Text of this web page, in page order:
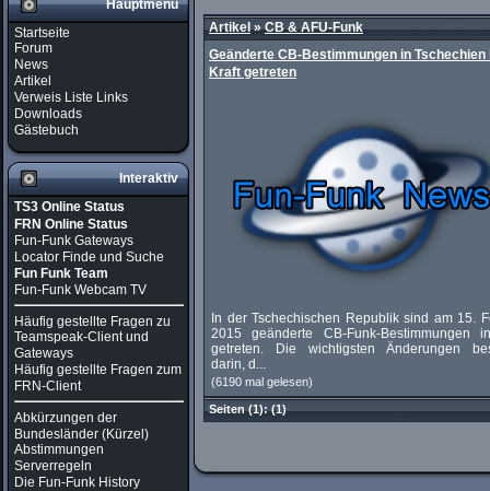
Hauptmenü
Startseite
Forum
News
Artikel
Verweis Liste Links
Downloads
Gästebuch
Interaktiv
TS3 Online Status
FRN Online Status
Fun-Funk Gateways
Locator Finde und Suche
Fun Funk Team
Fun-Funk Webcam TV
Häufig gestellte Fragen zu
Teamspeak-Client und
Gateways
Häufig gestellte Fragen zum
FRN-Client
Abkürzungen der
Bundesländer (Kürzel)
Abstimmungen
Serverregeln
Die Fun-Funk History
Artikel» CB & AFU-Funk
Geänderte CB-Bestimmungen in Tschechien
Kraft getreten
In der Tschechischen Republik sind am 15.
2015 geänderte CB-Funk-Bestimmungen
getreten. Die wichtigsten Änderungen
darin, d...
(6190 mal gelesen)
Seiten(1):(1)